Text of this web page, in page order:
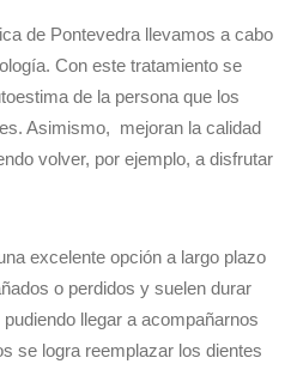
de Pontevedra llevamos a cabo
Con este tratamiento se
de la persona que los
Asimismo, mejoran la calidad
volver, por ejemplo, a disfrutar
excelente opción a largo plazo
o perdidos y suelen durar
llegar a acompañarnos
se logra reemplazar los dientes